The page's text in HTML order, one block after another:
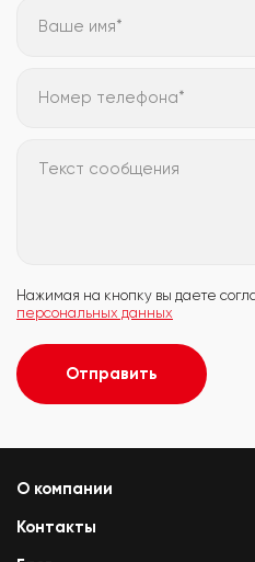
Ваше имя*
Номер телефона*
Текст сообщения
Нажимая на кнопку вы даете
персональных данных
Отправить
О компании
Контакты